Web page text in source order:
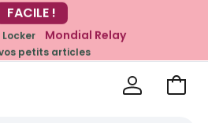
CE MOMENT
dès 39€*
Locker Mondial Relay
vos petits articles
Voir